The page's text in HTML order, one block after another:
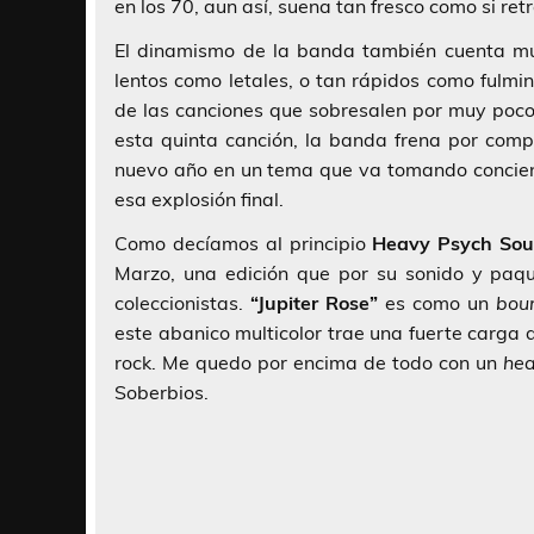
en los 70, aun así, suena tan fresco como si
El dinamismo de la banda también cuenta
lentos como letales, o tan rápidos como
de las canciones que sobresalen por muy
esta quinta canción, la banda frena por
nuevo año en un tema que va tomando
esa explosión final.
Como decíamos al principio Heavy Psych
Marzo, una edición que por su sonido y
coleccionistas. “Jupiter Rose”es como un
este abanico multicolor trae una fuerte carga
rock. Me quedo por encima de todo con un
Soberbios.